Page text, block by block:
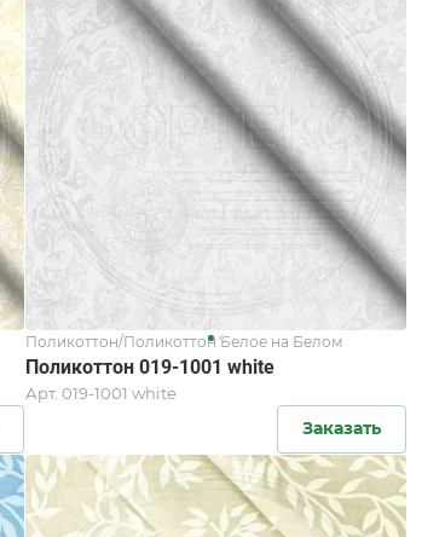
Поликоттон/Поликоттон Белое на Белом
Поликоттон 019-1001 white
Арт. 019-1001 white
Заказать